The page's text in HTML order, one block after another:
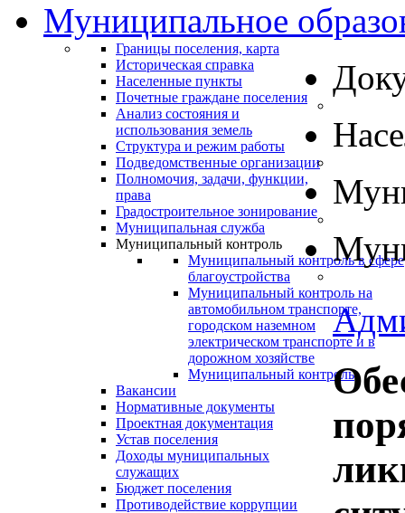
Муниципальное
Границы поселения, карта
Историческая справка
Населенные пункты
Почетные граждане поселения
Анализ состояния и
использования земель
Структура и режим работы
Подведомственные организации
Полномочия, задачи, функции,
права
Градостроительное зонирование
Муниципальная служба
Муниципальный контроль
Муниципальный контроль в сфере
благоустройства
Муниципальный контроль на
автомобильном транспорте,
городском наземном
электрическом транспорте и в
дорожном хозяйстве
Муниципальный контроль
Вакансии
Нормативные документы
Проектная документация
Устав поселения
Доходы муниципальных
служащих
Бюджет поселения
Противодействие коррупции